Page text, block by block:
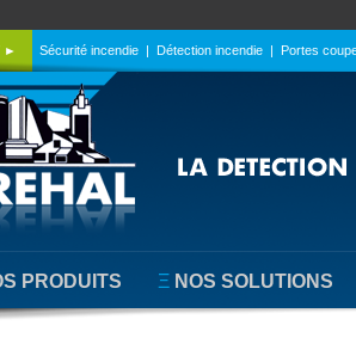
► Sécurité incendie | Détection incendie | Portes
PRODUITS Ξ NOS SOLUTIONS